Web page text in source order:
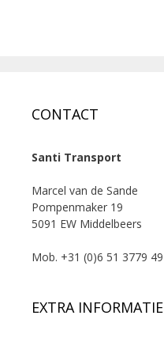
CONTACT
Santi Transport
Marcel van de Sande
Pompenmaker 19
5091 EW Middelbeers
Mob. +31 (0)6 51 3779 49
EXTRA INFORMATIE